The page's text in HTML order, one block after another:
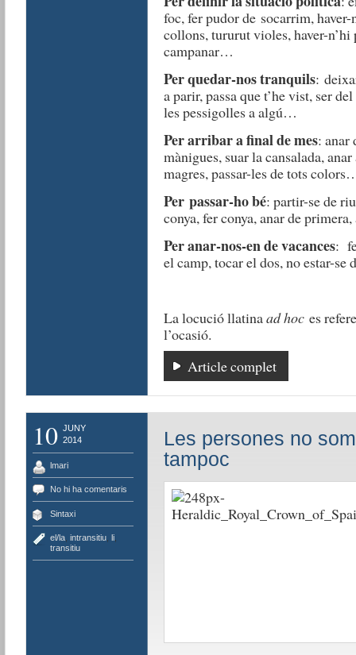
foc, fer pudor de socarrim,
collons, tururut violes, haver-n’hi
campanar…
Per quedar-nos tranquils:
a parir, passa que t’he vist, ser
les pessigolles a algú…
Per arribar a final de mes: anar
mànigues, suar la cansalada,
magres, passar-les de tots
Per passar-ho bé: partir-se de
conya, fer conya, anar de
Per anar-nos-en de vacances:
el camp, tocar el dos, no estar-
La locució llatinaad hoces
l’ocasió.
Article complet
10 JUNY
2014
lmari
No hi ha comentaris
Sintaxi
el/la, intransitiu, li,
transitiu
Les persones no
tampoc